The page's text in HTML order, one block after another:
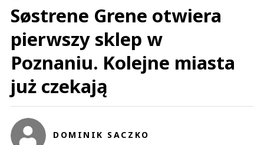
Søstrene Grene otwiera
pierwszy sklep w
Poznaniu. Kolejne miasta
już czekają
DOMINIK SACZKO